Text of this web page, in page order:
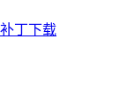
丁下载